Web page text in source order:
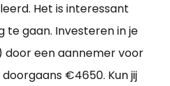
Het is interessant
te gaan. Investeren in je
door een aannemer voor
€4650. Kun jij